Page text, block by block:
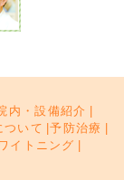
内・設備紹介
ついて |予防治療
イトニング